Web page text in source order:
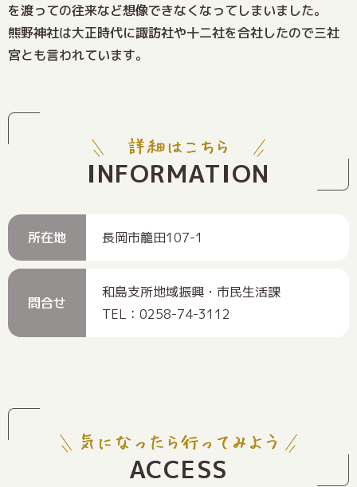
を渡っての往来など想像できなくなってしまいました。
熊野神社は大正時代に諏訪社や十二社を合社したので三社
宮とも言われています。
INFORMATION
所在地 長岡市籠田107-1
問合せ
和島支所地域振興・市民生活課
TEL：0258-74-3112
ACCESS